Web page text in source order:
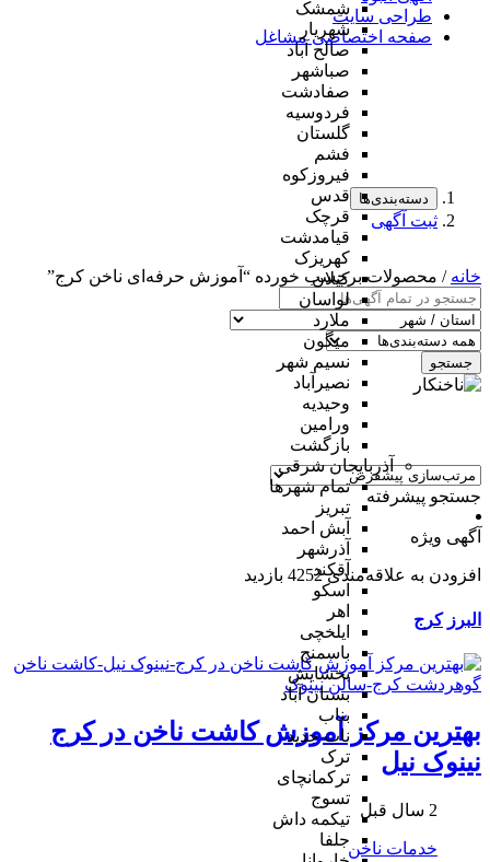
شمشک
شهریار
صالح آباد
صباشهر
صفادشت
فردوسیه
گلستان
فشم
فیروزکوه
قدس
قرچک
قیامدشت
کهریزک
کیلان
لواسان
ملارد
میگون
نسیم شهر
نصیرآباد
وحیدیه
ورامین
بازگشت
آذربایجان شرقی
تمام شهر‌ها
تبریز
آبش احمد
آذرشهر
آقکند
اسکو
اهر
ایلخچی
باسمنج
بخشایش
بستان آباد
بناب
ناب جدید
ترک
ترکمانچای
تسوج
تیکمه داش
جلفا
طراحی سایت
صفحه اختصاصی مشاغل
دسته‌بندی‌ها
ثبت آگهی
خانه / محصولات برچسب خورده “آموزش حرفه‌ای ناخن کرج”
جستجو
جستجو پیشرفته
آگهی ویژه
افزودن به علاقه‌مندی 4252 بازدید
البرز کرج
بهترین مرکز آموزش کاشت ناخن در کرج
نینوک نیل
2 سال قبل
خدمات ناخن